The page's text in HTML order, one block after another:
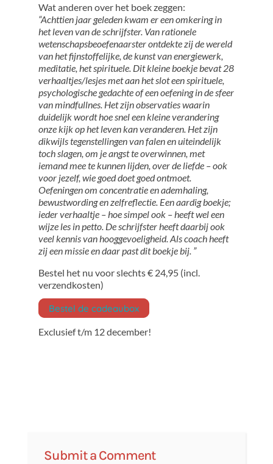
Wat anderen over het boek zeggen:
“Achttien jaar geleden kwam er een omkering in
het leven van de schrijfster. Van rationele
wetenschapsbeoefenaarster ontdekte zij de wereld
van het fijnstoffelijke, de kunst van energiewerk,
meditatie, het spirituele. Dit kleine boekje bevat 28
verhaaltjes/lesjes met aan het slot een spirituele,
psychologische gedachte of een oefening in de sfeer
van mindfullnes. Het zijn observaties waarin
duidelijk wordt hoe snel een kleine verandering
onze kijk op het leven kan veranderen. Het zijn
dikwijls tegenstellingen van falen en uiteindelijk
toch slagen, om je angst te overwinnen, met
iemand mee te kunnen lijden, over de liefde – ook
voor jezelf, wie goed doet goed ontmoet.
Oefeningen om concentratie en ademhaling,
bewustwording en zelfreflectie. Een aardig boekje;
ieder verhaaltje – hoe simpel ook – heeft wel een
wijze les in petto. De schrijfster heeft daarbij ook
veel kennis van hooggevoeligheid. Als coach heeft
zij een missie en daar past dit boekje bij. ”
Bestel het nu voor slechts € 24,95 (incl.
verzendkosten)
Bestel de cadeaubox
Exclusief t/m 12 december!
Submit a Comment